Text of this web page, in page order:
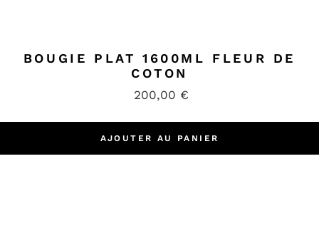
BOUGIE PLAT 1600ML FLEUR DE
COTON
200,00 €
AJOUTER AU PANIER